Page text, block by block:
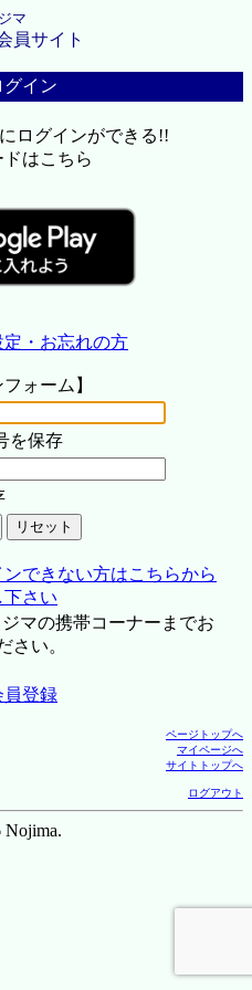
マ
員サイト
イン
ログインができる!!
はこちら
・お忘れの方
ォーム】
を保存
できない方はこちらから
下さい
マの携帯コーナーまでお
さい。
員登録
ページトップへ
マイページへ
サイトトップへ
ログアウト